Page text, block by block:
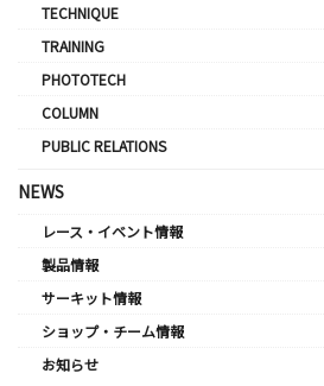
TECHNIQUE
TRAINING
PHOTOTECH
COLUMN
PUBLIC RELATIONS
NEWS
レース・イベント情報
製品情報
サーキット情報
ショップ・チーム情報
お知らせ